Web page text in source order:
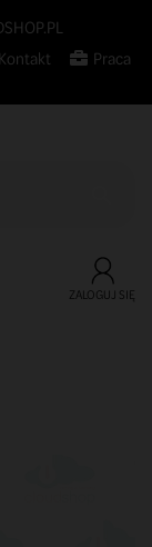
Kontakt Praca
ZALOGUJ SIĘ